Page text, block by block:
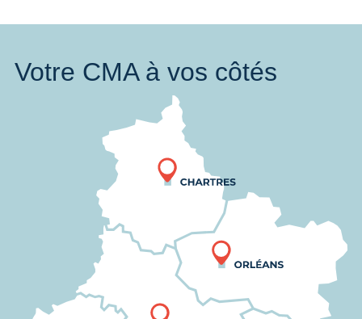
Votre CMA à vos côtés